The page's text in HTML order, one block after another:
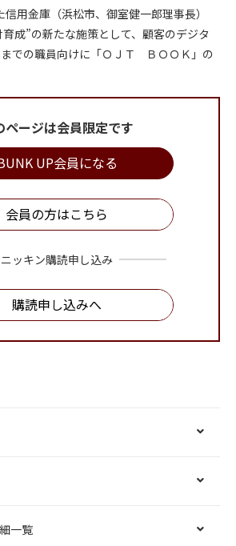
用金庫（浜松市、御室健一郎理事長）
成”の新たな施策として、顧客のデジタ
での職員向けに「ＯＪＴ ＢＯＯＫ」の
ページは会員限定です
UP会員になる
会員の方はこちら
ニッキン購読申し込み
購読申し込みへ
一覧